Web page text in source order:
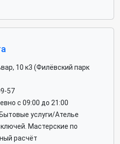
10 к3 (Филёвский парк
57
с 09:00 до 21:00
услуги/Ателье
Мастерские по
расчёт